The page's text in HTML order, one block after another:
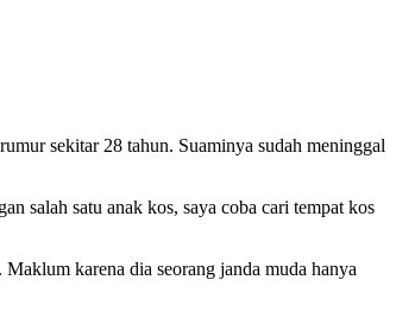
sekitar 28 tahun. Suaminya sudah meninggal
salah satu anak kos, saya coba cari tempat kos
karena dia seorang janda muda hanya